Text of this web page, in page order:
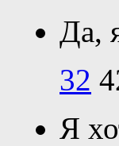
Да,
32
Я